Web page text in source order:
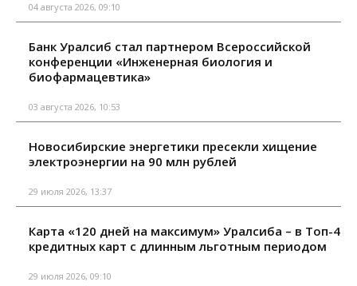
04 августа 2026, 09:10
Банк Уралсиб стал партнером Всероссийской
конференции «Инженерная биология и
биофармацевтика»
03 августа 2026, 10:53
Новосибирские энергетики пресекли хищение
электроэнергии на 90 млн рублей
29 июля 2026, 13:37
Карта «120 дней на максимум» Уралсиба – в Топ-4
кредитных карт с длинным льготным периодом
29 июля 2026, 09:10